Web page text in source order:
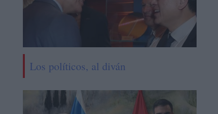
Los políticos, al diván